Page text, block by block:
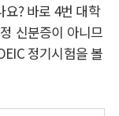
요? 바로 4번 대학
신분증이 아니므
정기시험을 볼